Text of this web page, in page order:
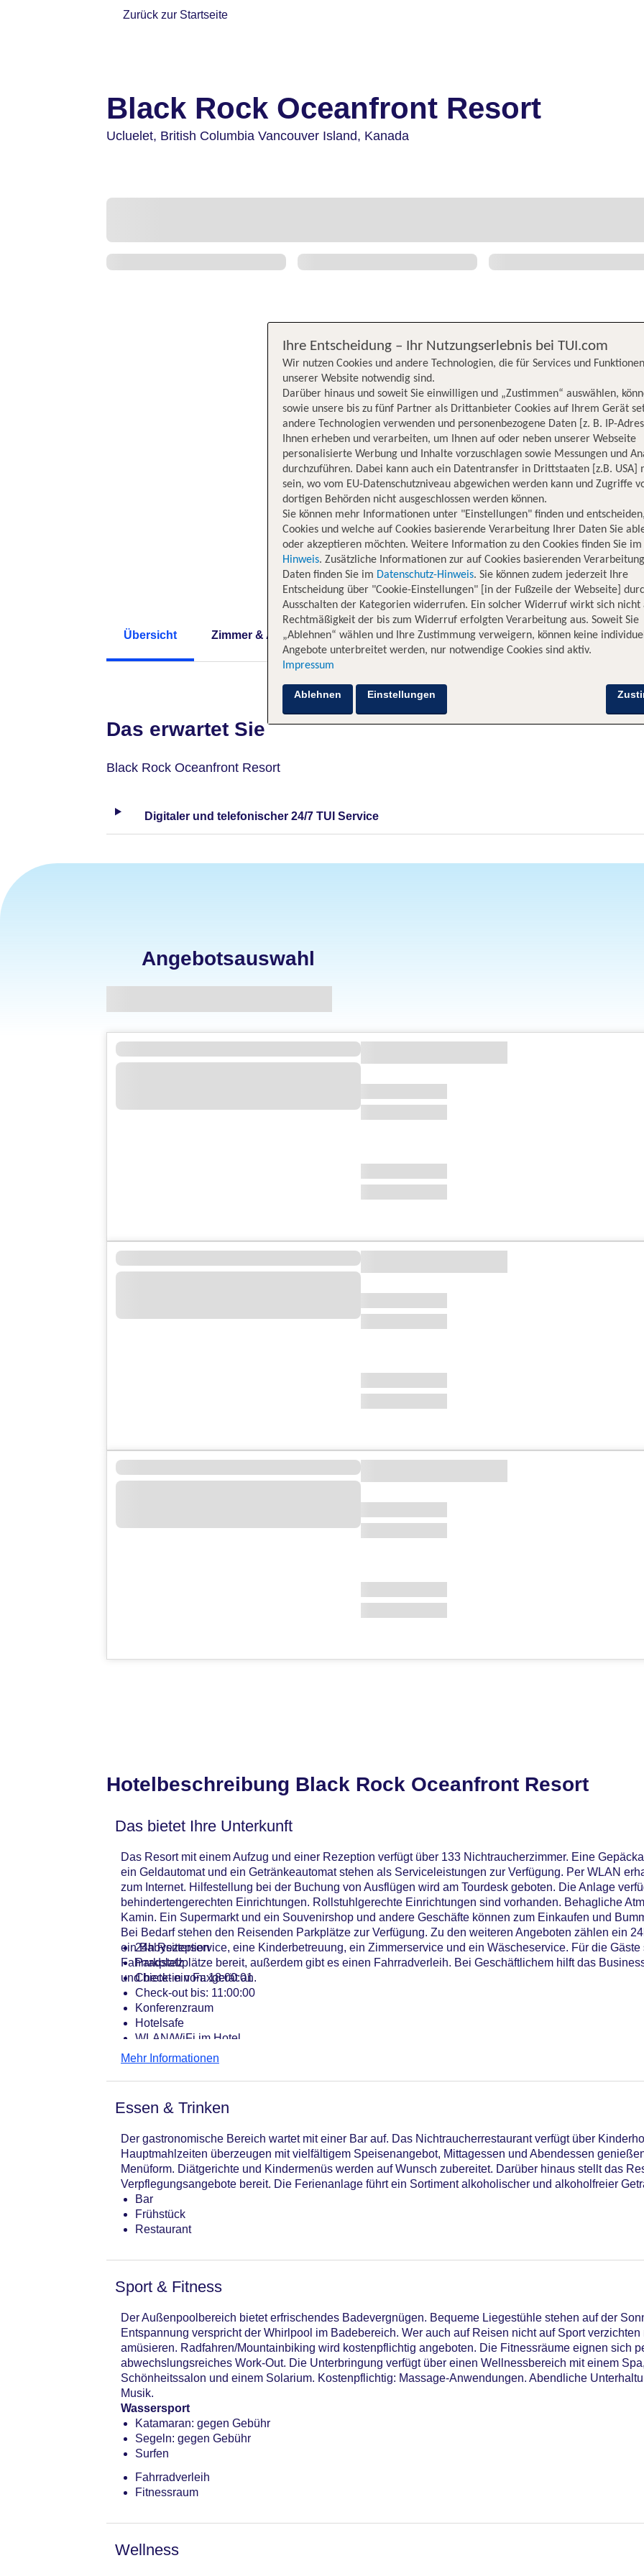
Zurück zur Startseite
Black Rock Oceanfront Resort
Ucluelet, British Columbia Vancouver Island, Kanada
Übersicht Zimmer & Angebote Hotelinformationen Lage Bewertungen
Das erwartet Sie
Black Rock Oceanfront Resort
Digitaler und telefonischer 24/7 TUI Service
Angebotsauswahl
Hotelbeschreibung Black Rock Oceanfront Resort
Das bietet Ihre Unterkunft
Das Resort mit einem Aufzug und einer Rezeption verfügt über 133 Nichtraucherzimmer. Eine
ein Geldautomat und ein Getränkeautomat stehen als Serviceleistungen zur Verfügung. Per WLAN
zum Internet. Hilfestellung bei der Buchung von Ausflügen wird am Tourdesk geboten. Die Anlage
behindertengerechten Einrichtungen. Rollstuhlgerechte Einrichtungen sind vorhanden. Behagliche
Kamin. Ein Supermarkt und ein Souvenirshop und andere Geschäfte können zum Einkaufen und
Bei Bedarf stehen den Reisenden Parkplätze zur Verfügung. Zu den weiteren Angeboten zählen ein
ein Babysitterservice, eine Kinderbetreuung, ein Zimmerservice und ein Wäscheservice. Für die Gäste
Fahrradstellplätze bereit, außerdem gibt es einen Fahrradverleih. Bei Geschäftlichem hilft das
und bietet ein Faxgerät an.
24h Rezeption
Parkplatz
Check-in von: 18:00:01
Check-out bis: 11:00:00
Konferenzraum
Hotelsafe
WLAN/WiFi im Hotel
Lift
Anzahl der Konferenzräume: 1
Haustiere
Sonnenterrasse
Gesamtanzahl der Zimmer: 133
Pools:Beheizter Außenpool: ohne Gebühr, Outdoor Pool, Liegen am Pool
Zahlungsarten: American Express, Mastercard, Visa
Landeskategorie: 4 Sterne
Mehr Informationen
Essen & Trinken
Der gastronomische Bereich wartet mit einer Bar auf. Das Nichtraucherrestaurant verfügt über
Hauptmahlzeiten überzeugen mit vielfältigem Speisenangebot, Mittagessen und Abendessen
Menüform. Diätgerichte und Kindermenüs werden auf Wunsch zubereitet. Darüber hinaus stellt das
Verpflegungsangebote bereit. Die Ferienanlage führt ein Sortiment alkoholischer und alkoholfreier
Bar
Frühstück
Restaurant
Sport & Fitness
Der Außenpoolbereich bietet erfrischendes Badevergnügen. Bequeme Liegestühle stehen auf der
Entspannung verspricht der Whirlpool im Badebereich. Wer auch auf Reisen nicht auf Sport
amüsieren. Radfahren/Mountainbiking wird kostenpflichtig angeboten. Die Fitnessräume eignen sich
abwechslungsreiches Work-Out. Die Unterbringung verfügt über einen Wellnessbereich mit einem
Schönheitssalon und einem Solarium. Kostenpflichtig: Massage-Anwendungen. Abendliche
Musik.
Wassersport
Katamaran: gegen Gebühr
Segeln: gegen Gebühr
Surfen
Fahrradverleih
Fitnessraum
Wellness
Ihre Entscheidung – Ihr Nutzungserlebnis bei TUI.com
Wir nutzen Cookies und andere Technologien, die für Services und
unserer Website notwendig sind.
Darüber hinaus und soweit Sie einwilligen und „Zustimmen“ auswählen,
sowie unsere bis zu fünf Partner als Drittanbieter Cookies auf Ihrem Gerät
andere Technologien verwenden und personenbezogene Daten [z. B. IP-
Ihnen erheben und verarbeiten, um Ihnen auf oder neben unserer Webseite
personalisierte Werbung und Inhalte vorzuschlagen sowie Messungen und
durchzuführen. Dabei kann auch ein Datentransfer in Drittstaaten [z.B. USA]
sein, wo vom EU-Datenschutzniveau abgewichen werden kann und Zugriffe
dortigen Behörden nicht ausgeschlossen werden können.
Sie können mehr Informationen unter "Einstellungen" finden und
Cookies und welche auf Cookies basierende Verarbeitung Ihrer Daten Sie
oder akzeptieren möchten. Weitere Information zu den Cookies finden Sie im
Hinweis. Zusätzliche Informationen zur auf Cookies basierenden
Daten finden Sie im Datenschutz-Hinweis. Sie können zudem jederzeit Ihre
Entscheidung über "Cookie-Einstellungen" [in der Fußzeile der Webseite]
Ausschalten der Kategorien widerrufen. Ein solcher Widerruf wirkt sich nicht
Rechtmäßigkeit der bis zum Widerruf erfolgten Verarbeitung aus. Soweit Sie
„Ablehnen“ wählen und Ihre Zustimmung verweigern, können keine
Angebote unterbreitet werden, nur notwendige Cookies sind aktiv.
Impressum
Ablehnen Einstellungen